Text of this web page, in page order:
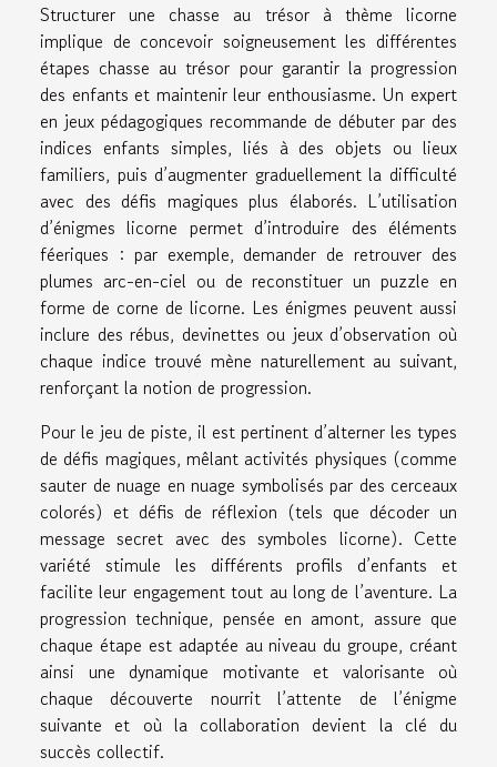
Structurer une chasse au trésor à thème licorne
implique de concevoir soigneusement les différentes
étapes chasse au trésor pour garantir la progression
des enfants et maintenir leur enthousiasme. Un expert
en jeux pédagogiques recommande de débuter par des
indices enfants simples, liés à des objets ou lieux
familiers, puis d’augmenter graduellement la difficulté
avec des défis magiques plus élaborés. L’utilisation
d’énigmes licorne permet d’introduire des éléments
féeriques : par exemple, demander de retrouver des
plumes arc-en-ciel ou de reconstituer un puzzle en
forme de corne de licorne. Les énigmes peuvent aussi
inclure des rébus, devinettes ou jeux d’observation où
chaque indice trouvé mène naturellement au suivant,
renforçant la notion de progression.
Pour le jeu de piste, il est pertinent d’alterner les types
de défis magiques, mêlant activités physiques (comme
sauter de nuage en nuage symbolisés par des cerceaux
colorés) et défis de réflexion (tels que décoder un
message secret avec des symboles licorne). Cette
variété stimule les différents profils d’enfants et
facilite leur engagement tout au long de l’aventure. La
progression technique, pensée en amont, assure que
chaque étape est adaptée au niveau du groupe, créant
ainsi une dynamique motivante et valorisante où
chaque découverte nourrit l’attente de l’énigme
suivante et où la collaboration devient la clé du
succès collectif.